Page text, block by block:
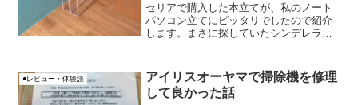
セリアで購入した本立てが、私のノート
パソコン立てにピッタリでしたので紹介
します。まさに探していたシンデレラフ
●レビュー・体験談
アイリスオーヤマで掃除機を修理
して良かった話